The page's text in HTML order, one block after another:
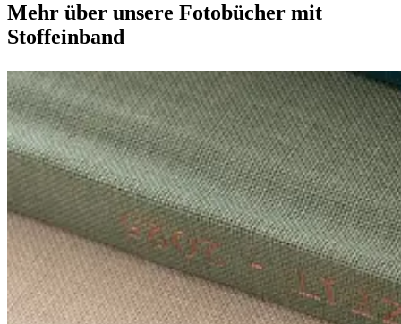
Mehr über unsere Fotobücher mit
Stoffeinband